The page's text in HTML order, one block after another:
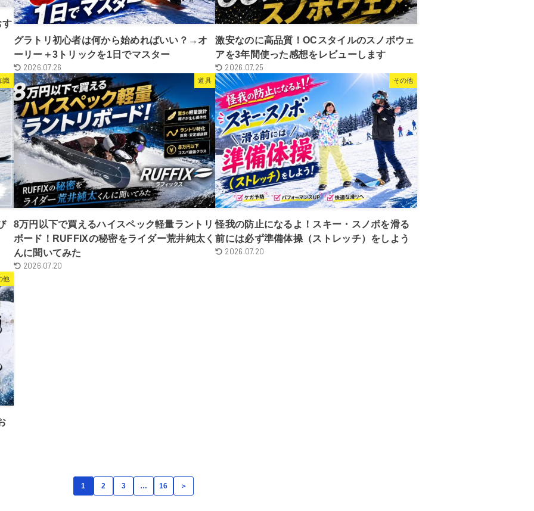
す
グラトリ初心者は何から始めればいい？→オ
ーリー＋3トリックを1日でマスター
2026.07.26
激安なのに高品質！OCスタイルのスノボウェ
アを3年間使った感想をレビューします
2026.07.25
識 道具
8万円以下で買えるハイスペック軽量ラントリ
ボード！RUFFIXの秘密をライダー荒井純太く
んに聞いてみた
2026.07.20
その他
怪我の防止になるよ！スキー・スノボを滑る
前には必ず準備体操（ストレッチ）をしよう
2026.07.20
他
1 2 3 … 16 ＞